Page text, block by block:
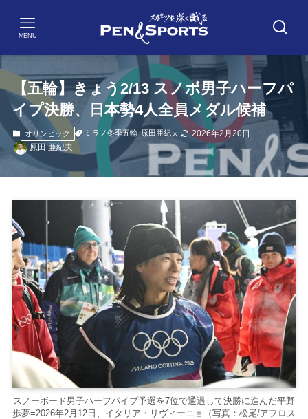
MENU
【五輪】きょう2/13 スノボ男子ハーフパ
イプ決勝、日本勢4人全員メダル候補
オリンピック ミラノ冬季五輪 原田亜紀夫
2026年2月20日
原田 亜紀夫
スノーボード男子ハーフパイプ予選を7位で通過して決勝に進んだ平野
歩夢=2026年2月12日、イタリア・リヴィーニョ（写真：松尾/アフロス